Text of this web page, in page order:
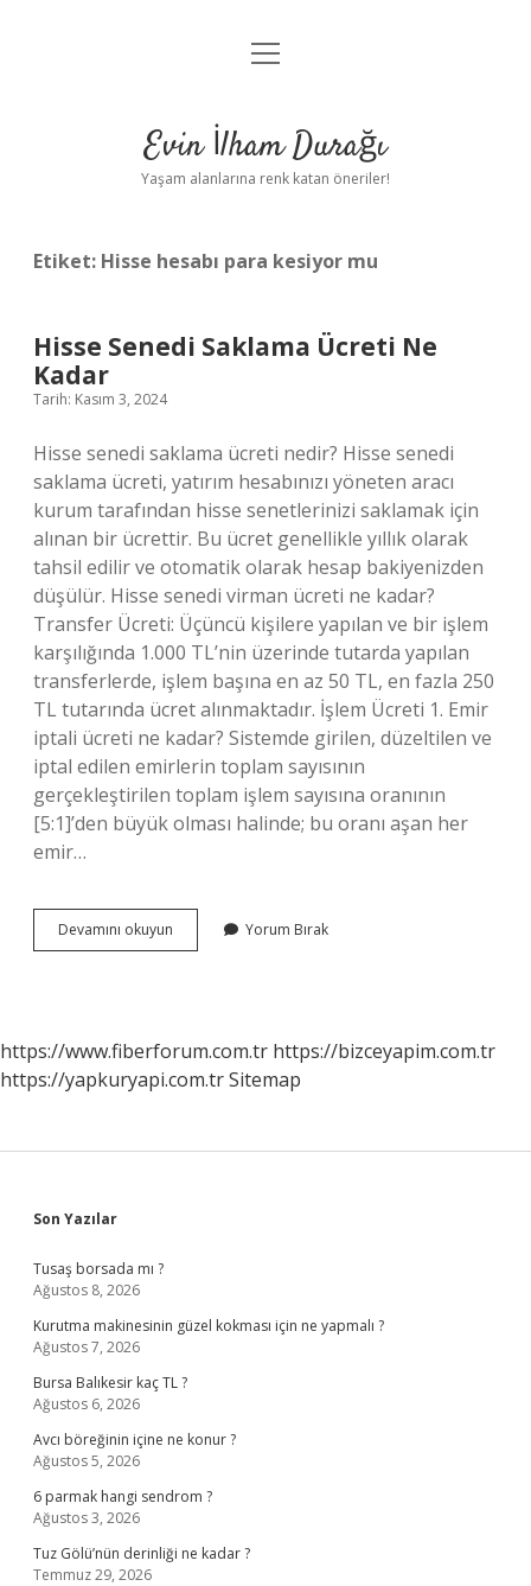
Anasayfa
Yasal Uyarı
menüyü
Evin İlham Durağı
Yaşam alanlarına renk katan öneriler!
Etiket: Hisse hesabı para kesiyor mu
Hisse Senedi Saklama Ücreti Ne
Kadar
Tarih: Kasım 3, 2024
Hisse senedi saklama ücreti nedir? Hisse senedi
saklama ücreti, yatırım hesabınızı yöneten aracı
kurum tarafından hisse senetlerinizi saklamak için
alınan bir ücrettir. Bu ücret genellikle yıllık olarak
tahsil edilir ve otomatik olarak hesap bakiyenizden
düşülür. Hisse senedi virman ücreti ne kadar?
Transfer Ücreti: Üçüncü kişilere yapılan ve bir işlem
karşılığında 1.000 TL’nin üzerinde tutarda yapılan
transferlerde, işlem başına en az 50 TL, en fazla 250
TL tutarında ücret alınmaktadır. İşlem Ücreti 1. Emir
iptali ücreti ne kadar? Sistemde girilen, düzeltilen ve
iptal edilen emirlerin toplam sayısının
gerçekleştirilen toplam işlem sayısına oranının
[5:1]’den büyük olması halinde; bu oranı aşan her
emir…
Devamını okuyun
Senedi
Yorum Bırak
https://www.fiberforum.com.tr https://bizceyapim.com.tr
https://yapkuryapi.com.trSitemap
Sidebar
Son Yazılar
Tusaş borsada mı ?
Ağustos 8, 2026
Kurutma makinesinin güzel kokması için ne yapmalı ?
Ağustos 7, 2026
Bursa Balıkesir kaç TL ?
Ağustos 6, 2026
Avcı böreğinin içine ne konur ?
Ağustos 5, 2026
6 parmak hangi sendrom ?
Ağustos 3, 2026
Tuz Gölü’nün derinliği ne kadar ?
Temmuz 29, 2026